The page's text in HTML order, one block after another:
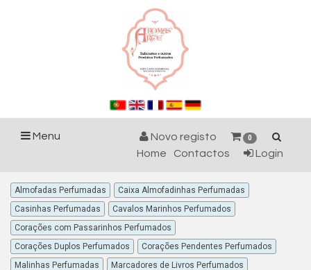
Menu 0
Novo registo
Login
Contactos
Home
Almofadas Perfumadas
Caixa Almofadinhas Perfumadas
Casinhas Perfumadas
Cavalos Marinhos Perfumados
Corações com Passarinhos Perfumados
Corações Duplos Perfumados
Corações Pendentes Perfumados
Malinhas Perfumadas
Marcadores de Livros Perfumados